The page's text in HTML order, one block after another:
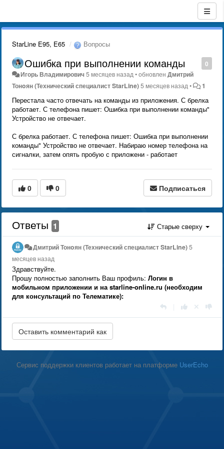
StarLine E95, E65 Вопросы
0
Ошибка при выполнении команды
Игорь Владимирович 5 месяцев назад •обновленДмитрий
Тонoян (Технический специалист StarLine)5 месяцев назад • 1
Перестала часто отвечать на команды из приложения. С брелка
работает. С телефона пишет: Ошибка при выполнении команды"
Устройство не отвечает.
С брелка работает. С телефона пишет: Ошибка при выполнении
команды" Устройство не отвечает. Набираю номер телефона на
сигналки, затем опять пробую с приложени - работает
0 0 Подписаться
Ответы 1 Старые сверху
Дмитрий Тонoян (Технический специалист StarLine)5
месяцев назад
Здравствуйте.
Прошу полностью заполнить Ваш профиль: Логин в
мобильном приложении и на starline-online.ru (необходим
для консультаций по Телематике):
Сервис поддержки клиентов работает на платформе UserEcho